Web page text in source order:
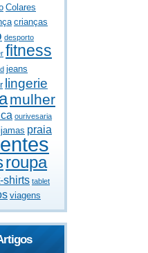
Colares
crianças
desporto
fitness
jeans
lingerie
mulher
ourivesaria
praia
roupa
shirts tablet
viagens